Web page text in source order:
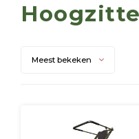
Meest bekeken